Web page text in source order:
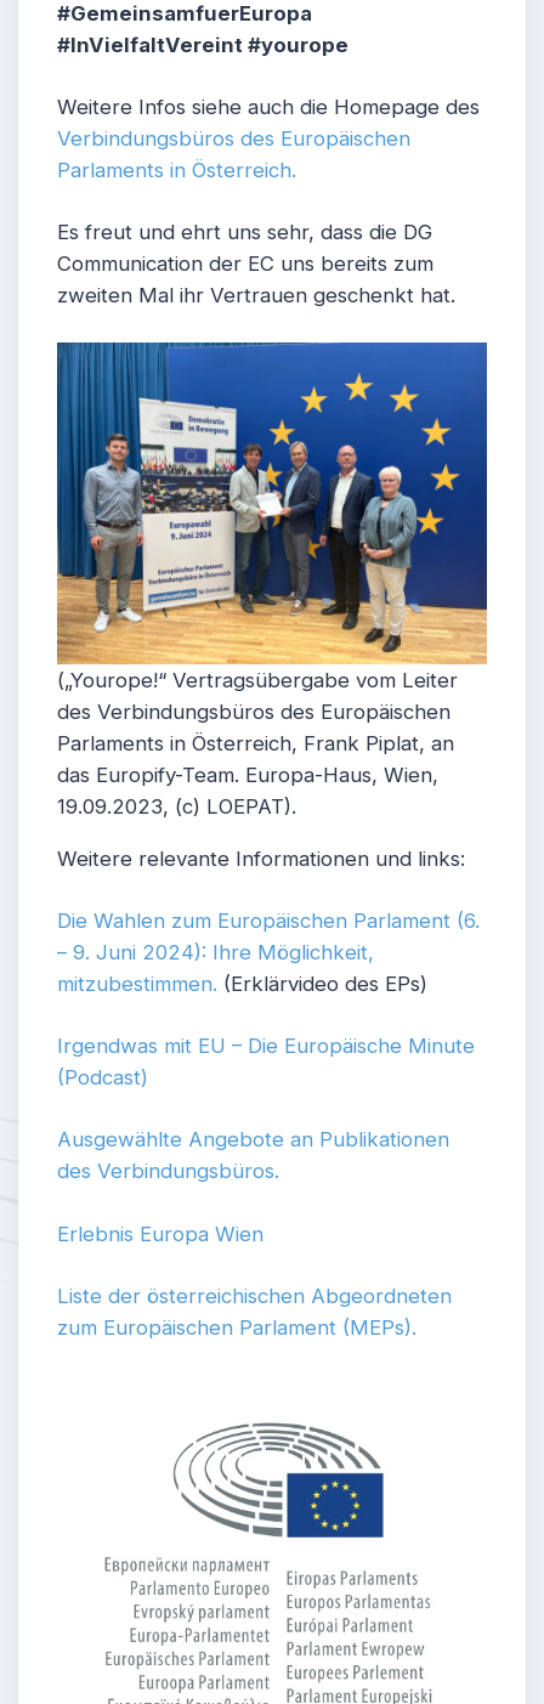
#GemeinsamfuerEuropa
#InVielfaltVereint #yourope
Weitere Infos siehe auch die Homepage des
Verbindungsbüros des Europäischen
Parlaments in Österreich.
Es freut und ehrt uns sehr, dass die DG
Communication der EC uns bereits zum
zweiten Mal ihr Vertrauen geschenkt hat.
(„Yourope!“ Vertragsübergabe vom Leiter
des Verbindungsbüros des Europäischen
Parlaments in Österreich, Frank Piplat, an
das Europify-Team. Europa-Haus, Wien,
19.09.2023, (c) LOEPAT).
Weitere relevante Informationen und links:
Die Wahlen zum Europäischen Parlament (6.
– 9. Juni 2024): Ihre Möglichkeit,
mitzubestimmen. (Erklärvideo des EPs)
Irgendwas mit EU – Die Europäische Minute
(Podcast)
Ausgewählte Angebote an Publikationen
des Verbindungsbüros.
Erlebnis Europa Wien
Liste der österreichischen Abgeordneten
zum Europäischen Parlament (MEPs).